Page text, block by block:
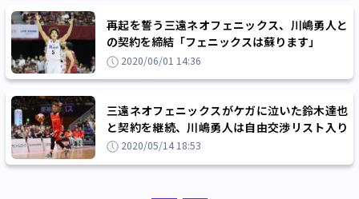
再起を誓う三遠ネオフェニックス、川嶋勇人と
の契約を締結「フェニックスは蘇ります」
2020/06/01 14:36
三遠ネオフェニックスがケガに泣いた鈴木達也
と契約を継続、川嶋勇人は自由交渉リスト入り
へ 2020/05/14 18:53